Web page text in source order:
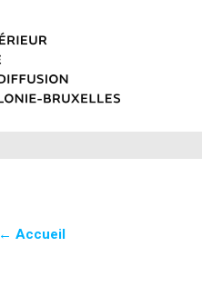
← Accueil